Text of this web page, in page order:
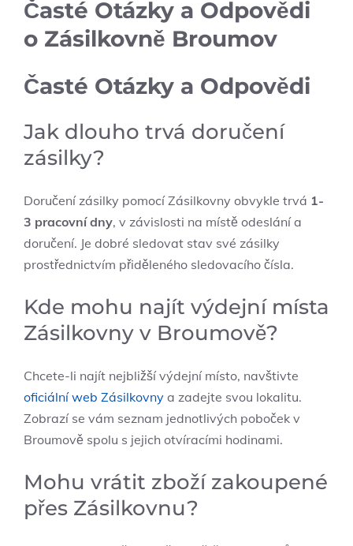
Časté Otázky a Odpovědi
o Zásilkovně Broumov
Časté Otázky a Odpovědi
Jak dlouho trvá doručení
zásilky?
Doručení zásilky pomocí Zásilkovny obvykle trvá 1-
3 pracovní dny, v závislosti na místě odeslání a
doručení. Je dobré sledovat stav své zásilky
prostřednictvím přiděleného sledovacího čísla.
Kde mohu najít výdejní místa
Zásilkovny v Broumově?
Chcete-li najít nejbližší výdejní místo, navštivte
oficiální web Zásilkovny a zadejte svou lokalitu.
Zobrazí se vám seznam jednotlivých poboček v
Broumově spolu s jejich otvíracími hodinami.
Mohu vrátit zboží zakoupené
přes Zásilkovnu?